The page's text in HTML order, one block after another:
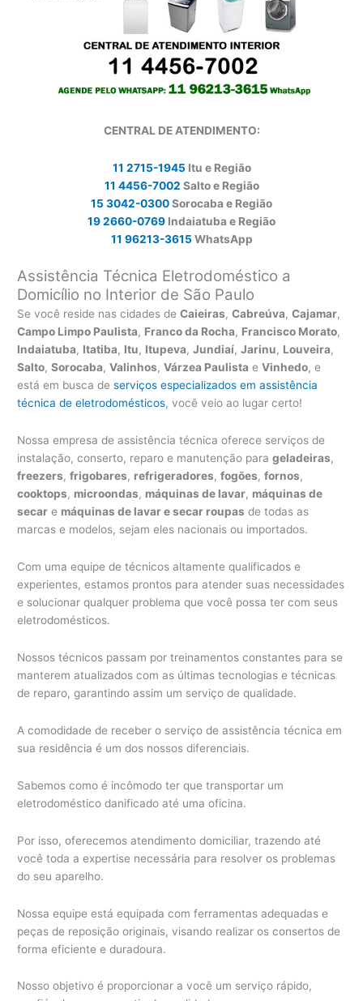
CENTRAL DE ATENDIMENTO:
11 2715-1945 Itu e Região
11 4456-7002 Salto e Região
15 3042-0300Sorocaba e Região
19 2660-0769 Indaiatuba e Região
11 96213-3615 WhatsApp
Assistência Técnica Eletrodoméstico a
Domicílio no Interior de São Paulo
Se você reside nas cidades deCaieiras,Cabreúva,Cajamar,
Campo Limpo Paulista, Franco da Rocha, Francisco Morato,
Indaiatuba, Itatiba, Itu, Itupeva,Jundiaí,Jarinu, Louveira,
Salto,Sorocaba,Valinhos,Várzea Paulista eVinhedo, e
está em busca deserviços especializados em assistência
técnica de eletrodomésticos, você veio ao lugar certo!
Nossa empresa de assistência técnica oferece serviços de
instalação, conserto, reparo e manutenção parageladeiras,
freezers,frigobares, refrigeradores,fogões,fornos,
cooktops, microondas, máquinas de lavar, máquinas de
secar e máquinas de lavar e secar roupas de todas as
marcas e modelos, sejam eles nacionais ou importados.
Com uma equipe de técnicos altamente qualificados e
experientes, estamos prontos para atender suas necessidades
e solucionar qualquer problema que você possa ter com seus
eletrodomésticos.
Nossos técnicos passam por treinamentos constantes para se
manterem atualizados com as últimas tecnologias e técnicas
de reparo, garantindo assim um serviço de qualidade.
A comodidade de receber o serviço de assistência técnica em
sua residência é um dos nossos diferenciais.
Sabemos como é incômodo ter que transportar um
eletrodoméstico danificado até uma oficina.
Por isso, oferecemos atendimento domiciliar, trazendo até
você toda a expertise necessária para resolver os problemas
do seu aparelho.
Nossa equipe está equipada com ferramentas adequadas e
peças de reposição originais, visando realizar os consertos de
forma eficiente e duradoura.
Nosso objetivo é proporcionar a você um serviço rápido,